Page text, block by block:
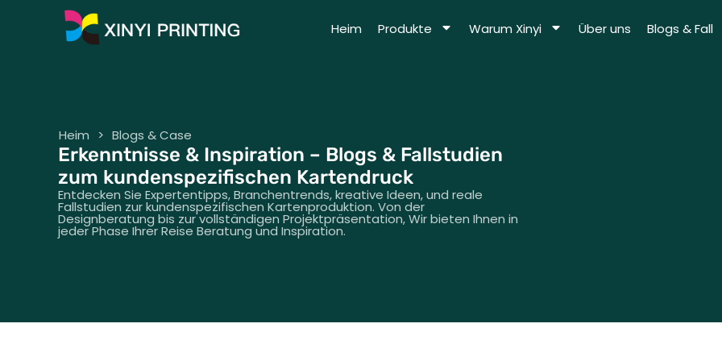
Heim Produkte Warum Xinyi Über uns Blogs & Fall
Heim > Blogs & Case
Erkenntnisse & Inspiration – Blogs & Fallstudien
zum kundenspezifischen Kartendruck
Entdecken Sie Expertentipps, Branchentrends, kreative Ideen, und reale
Fallstudien zur kundenspezifischen Kartenproduktion. Von der
Designberatung bis zur vollständigen Projektpräsentation, Wir bieten Ihnen in
jeder Phase Ihrer Reise Beratung und Inspiration.